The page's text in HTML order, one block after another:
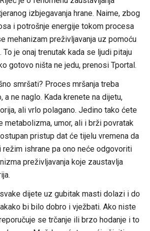
izbjegavanja hrane. Naime, zbog
i potrošnje energije tokom procesa
mehanizam preživljavanja uz pomoću
je onaj trenutak kada se ljudi pitaju
gotovo ništa ne jedu, prenosi Tportal.
smršati? Proces mršanja treba
a ne naglo. Kada krenete na dijetu,
ali vrlo polagano. Jedino tako ćete
metabolizma, umor, ali i brži povratak
pristup dat će tijelu vremena da
režim ishrane pa ono neće odgovoriti
preživljavanja koje zaustavlja
dijete uz gubitak masti dolazi i do
bi bilo dobro i vježbati. Ako niste
se trčanje ili brzo hodanje i to